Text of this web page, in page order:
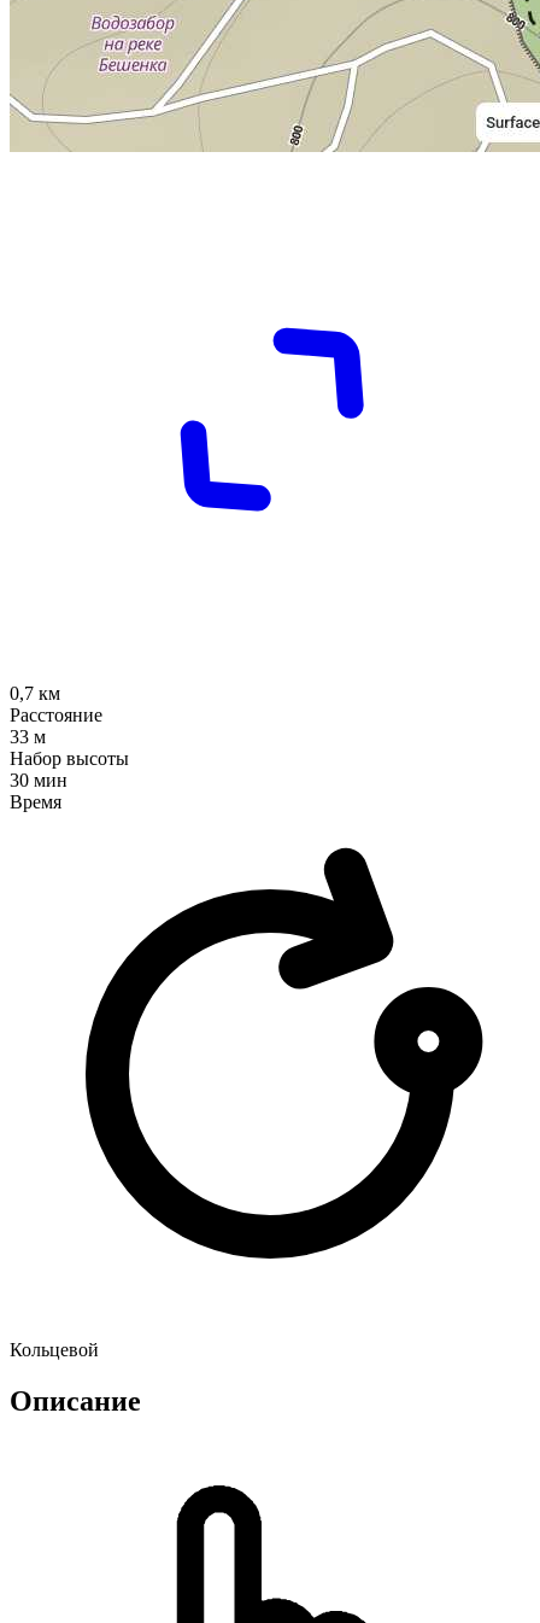
0,7 км
Расстояние
33 м
Набор высоты
30 мин
Время
Кольцевой
Описание